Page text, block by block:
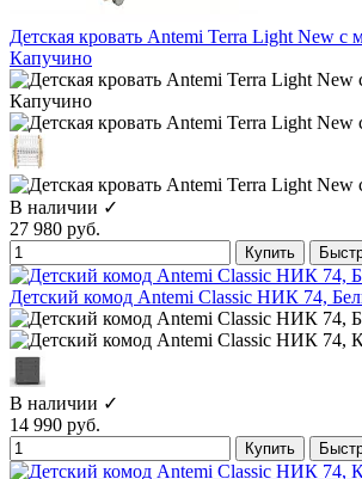
Детская кровать Antemi Terra Light New с
Капучино
В наличии ✓
27 980 руб.
Купить
Детский комод Antemi Classic НИК 74,
В наличии ✓
14 990 руб.
Купить